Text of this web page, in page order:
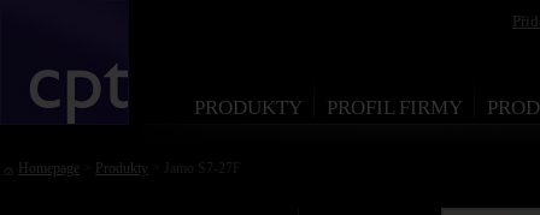
PRODUKTY PROFIL FIRMY
Homepage Produkty > Jamo S7-27F